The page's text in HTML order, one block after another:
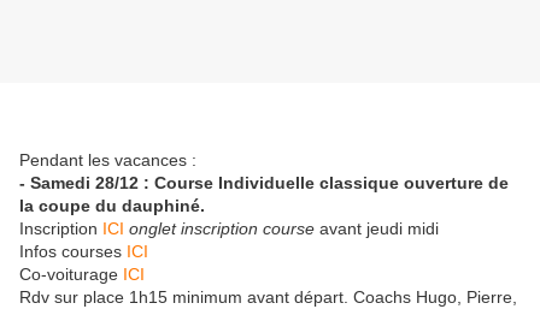
Pendant les vacances :
- Samedi 28/12 : Course Individuelle classique ouverture de
la coupe du dauphiné.
Inscription ICI onglet inscription course avant jeudi midi
Infos courses ICI
Co-voiturage ICI
Rdv sur place 1h15 minimum avant départ. Coachs Hugo, Pierre,